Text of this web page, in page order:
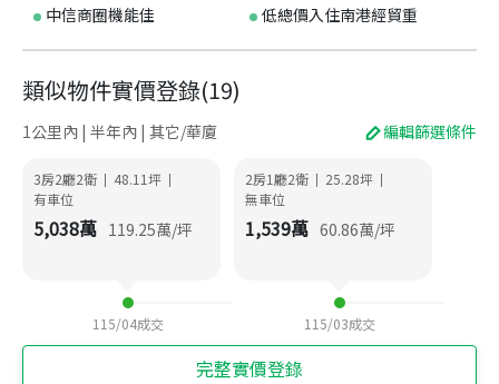
中信商圈機能佳
低總價入住南港經貿重
類似物件實價登錄(19)
1公里內 | 半年內 | 其它/華廈 編輯篩選條件
3房2廳2衛 | 48.11坪 |
有車位
5,038萬 119.25萬/坪
115/04成交
2房1廳2衛 | 25.28坪 |
無車位
1,539萬 60.86萬/坪
115/03成交
完整實價登錄